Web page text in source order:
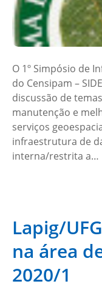
O 1º Simpósio de
do Censipam –
discussão de
manutenção e
serviços
infraestrutura de
interna/restrita a…
Lapig/
na área
2020/1